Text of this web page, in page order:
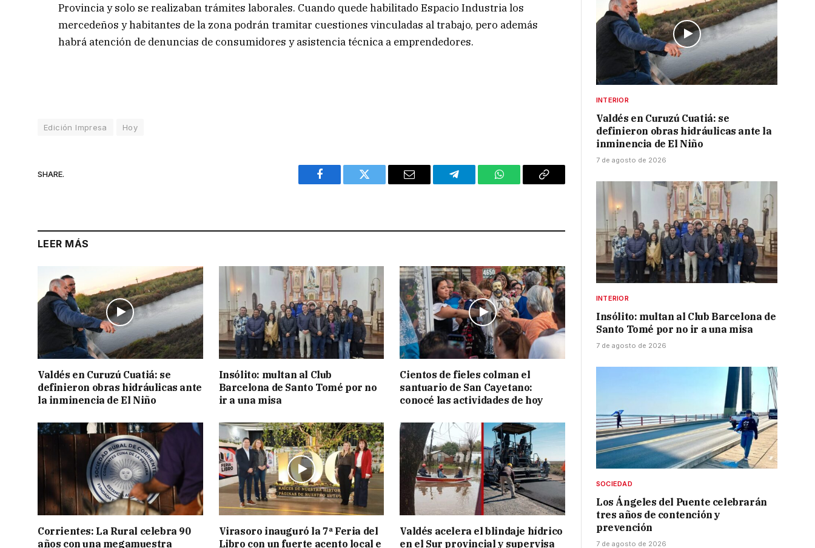
Provincia y solo se realizaban trámites laborales. Cuando quede habilitado Espacio Industria los
mercedeños y habitantes de la zona podrán tramitar cuestiones vinculadas al trabajo, pero además
habrá atención de denuncias de consumidores y asistencia técnica a emprendedores.
Edición Impresa Hoy
SHARE.
Facebook Twitter Email Telegram WhatsAppCopy
LEER MÁS
Valdés en Curuzú Cuatiá: se
definieron obras hidráulicas ante
la inminencia de El Niño
Insólito: multan al Club
Barcelona de Santo Tomé por no
ir a una misa
Cientos de fieles colman el
santuario de San Cayetano:
conocé las actividades de hoy
Corrientes: La Rural celebra 90
años con una megamuestra
Virasoro inauguró la 7ª Feria del
Libro con un fuerte acento local e
Valdés acelera el blindaje hídrico
en el Sur provincial y supervisa
INTERIOR
Valdés en Curuzú Cuatiá: se
definieron obras hidráulicas ante la
inminencia de El Niño
7 de agosto de 2026
INTERIOR
Insólito: multan al Club Barcelona de
Santo Tomé por no ir a una misa
7 de agosto de 2026
SOCIEDAD
Los Ángeles del Puente celebrarán
tres años de contención y
prevención
7 de agosto de 2026